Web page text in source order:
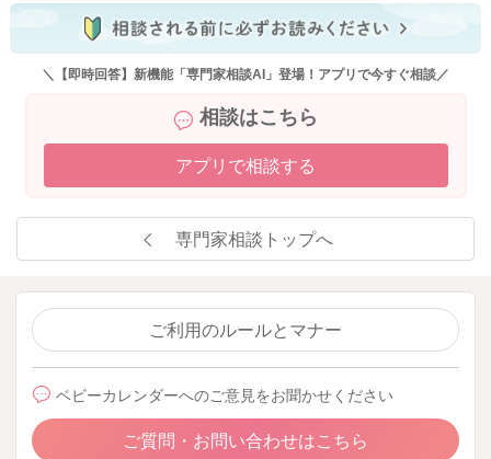
＼【即時回答】新機能「専門家相談AI」登場！アプリで今すぐ相談／
相談はこちら
アプリで相談する
専門家相談トップへ
ご利用のルールとマナー
ベビーカレンダーへのご意見をお聞かせください
ご質問・お問い合わせはこちら